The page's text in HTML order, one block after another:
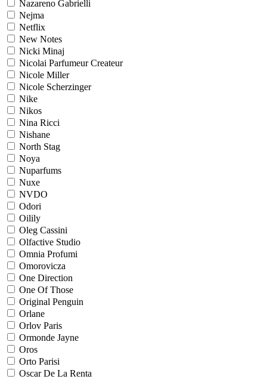
Nazareno Gabrielli
Nejma
Netflix
New Notes
Nicki Minaj
Nicolai Parfumeur Createur
Nicole Miller
Nicole Scherzinger
Nike
Nikos
Nina Ricci
Nishane
North Stag
Noya
Nuparfums
Nuxe
NVDO
Odori
Oilily
Oleg Cassini
Olfactive Studio
Omnia Profumi
Omorovicza
One Direction
One Of Those
Original Penguin
Orlane
Orlov Paris
Ormonde Jayne
Oros
Orto Parisi
Oscar De La Renta